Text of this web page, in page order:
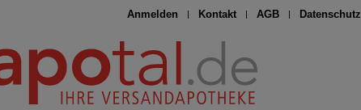
Anmelden Kontakt AGB Datenschutz